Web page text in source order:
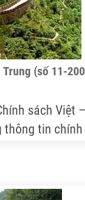
(số 11-
sách Việt –
thông tin chính
nông thôn…